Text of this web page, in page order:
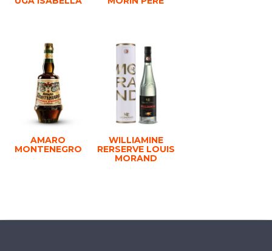
AMARO
MONTENEGRO
WILLIAMINE
RERSERVE LOUIS
MORAND